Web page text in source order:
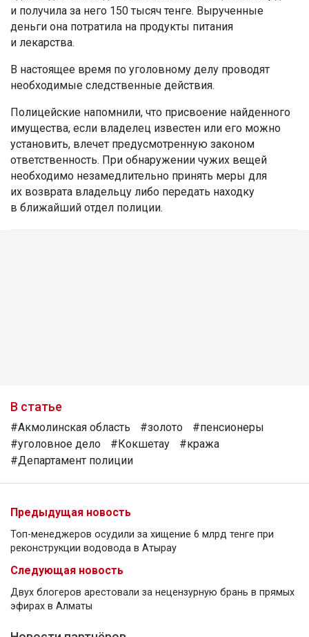
и получила за него 150 тысяч тенге. Вырученные
деньги она потратила на продукты питания
и лекарства.
В настоящее время по уголовному делу проводят
необходимые следственные действия.
Полицейские напомнили, что присвоение найденного
имущества, если владелец известен или его можно
установить, влечет предусмотренную законом
ответственность. При обнаружении чужих вещей
необходимо незамедлительно принять меры для
их возврата владельцу либо передать находку
в ближайший отдел полиции.
В статье
#Акмолинская область #золото
#пенсионеры
#уголовное дело
#Кокшетау
#кража
#Департамент полиции
Предыдущая новость
Топ-менеджеров осудили за хищение 6 млрд тенге при
реконструкции водовода в Атырау
Следующая новость
Двух блогеров арестовали за нецензурную брань в прямых
эфирах в Алматы